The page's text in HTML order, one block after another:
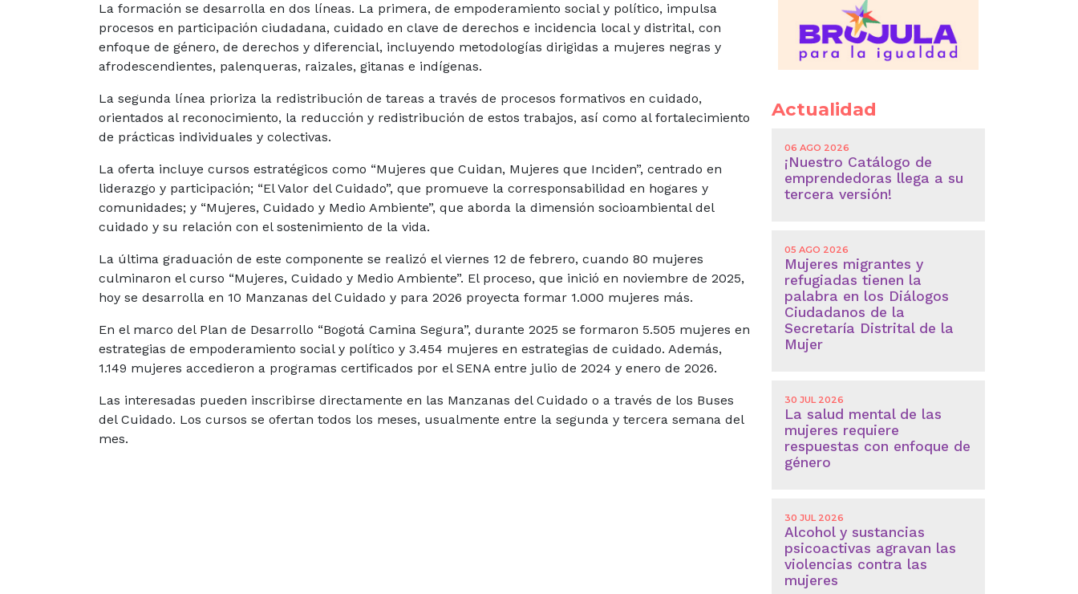
La formación se desarrolla en dos líneas. La primera, de empoderamiento social y político, impulsa
procesos en participación ciudadana, cuidado en clave de derechos e incidencia local y distrital, con
enfoque de género, de derechos y diferencial, incluyendo metodologías dirigidas a mujeres negras y
afrodescendientes, palenqueras, raizales, gitanas e indígenas.
La segunda línea prioriza la redistribución de tareas a través de procesos formativos en cuidado,
orientados al reconocimiento, la reducción y redistribución de estos trabajos, así como al fortalecimiento
de prácticas individuales y colectivas.
La oferta incluye cursos estratégicos como “Mujeres que Cuidan, Mujeres que Inciden”, centrado en
liderazgo y participación; “El Valor del Cuidado”, que promueve la corresponsabilidad en hogares y
comunidades; y “Mujeres, Cuidado y Medio Ambiente”, que aborda la dimensión socioambiental del
cuidado y su relación con el sostenimiento de la vida.
La última graduación de este componente se realizó el viernes 12 de febrero, cuando 80 mujeres
culminaron el curso “Mujeres, Cuidado y Medio Ambiente”. El proceso, que inició en noviembre de 2025,
hoy se desarrolla en 10 Manzanas del Cuidado y para 2026 proyecta formar 1.000 mujeres más.
En el marco del Plan de Desarrollo “Bogotá Camina Segura”, durante 2025 se formaron 5.505 mujeres en
estrategias de empoderamiento social y político y 3.454 mujeres en estrategias de cuidado. Además,
1.149 mujeres accedieron a programas certificados por el SENA entre julio de 2024 y enero de 2026.
Las interesadas pueden inscribirse directamente en las Manzanas del Cuidado o a través de los Buses
del Cuidado. Los cursos se ofertan todos los meses, usualmente entre la segunda y tercera semana del
mes.
Actualidad
06 AGO 2026
¡Nuestro Catálogo de
emprendedoras llega a su
tercera versión!
05 AGO 2026
Mujeres migrantes y
refugiadas tienen la
palabra en los Diálogos
Ciudadanos de la
Secretaría Distrital de la
Mujer
30 JUL 2026
La salud mental de las
mujeres requiere
respuestas con enfoque de
género
30 JUL 2026
Alcohol y sustancias
psicoactivas agravan las
violencias contra las
mujeres